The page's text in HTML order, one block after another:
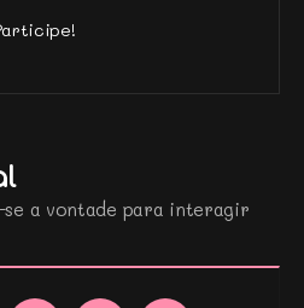
se a vontade para interagir